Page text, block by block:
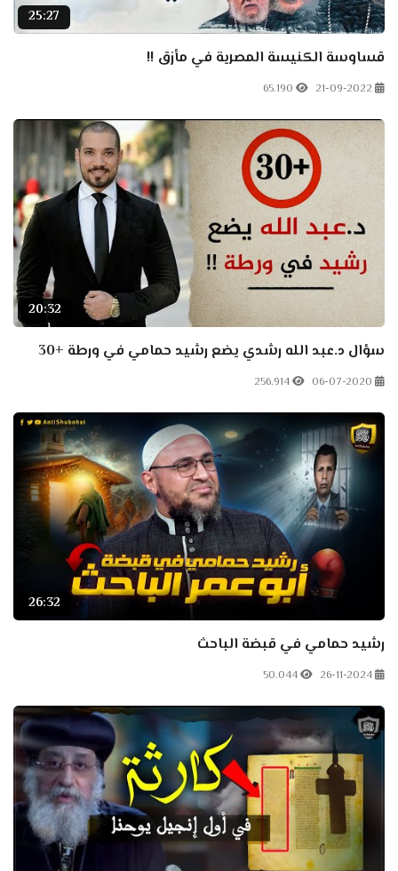
25:27
قساوسة الكنيسة المصرية في مأزق !!
21-09-2022
65.190
20:32
سؤال د.عبد الله رشدي يضع رشيد حمامي في ورطة +30
06-07-2020
256.914
26:32
رشيد حمامي في قبضة الباحث
26-11-2024
50.044